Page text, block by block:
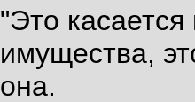
"Это
имущества,
она.